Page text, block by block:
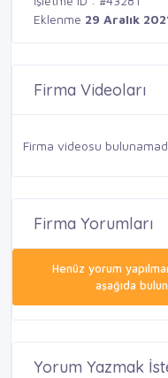
Eklenme 29 Aralık
Firma Videoları
Firma videosu
Firma Yorumları
Henüz yorum
aşağıda
Yorum Yazmak